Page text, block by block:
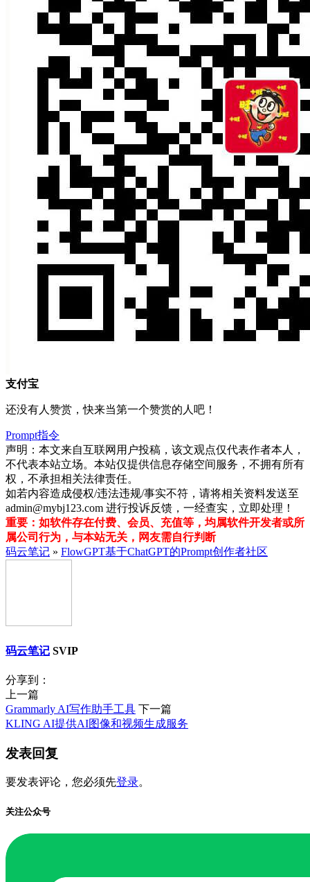
支付宝
还没有人赞赏，快来当第一个赞赏的人吧！
Prompt指令
声明：本文来自互联网用户投稿，该文观点仅代表作者本人，
不代表本站立场。本站仅提供信息存储空间服务，不拥有所有
权，不承担相关法律责任。
如若内容造成侵权/违法违规/事实不符，请将相关资料发送至
admin@mybj123.com 进行投诉反馈，一经查实，立即处理！
重要：如软件存在付费、会员、充值等，均属软件开发者或所
属公司行为，与本站无关，网友需自行判断
码云笔记 » FlowGPT基于ChatGPT的Prompt创作者社区
码云笔记 SVIP
分享到：
上一篇
Grammarly AI写作助手工具 下一篇
KLING AI提供AI图像和视频生成服务
发表回复
要发表评论，您必须先登录。
关注公众号